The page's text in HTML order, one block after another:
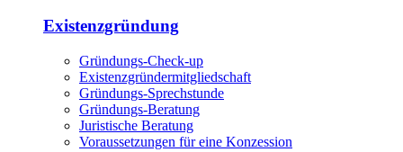
Existenzgründung
Gründungs-Check-up
Existenzgründermitgliedschaft
Gründungs-Sprechstunde
Gründungs-Beratung
Juristische Beratung
Voraussetzungen für eine Konzession